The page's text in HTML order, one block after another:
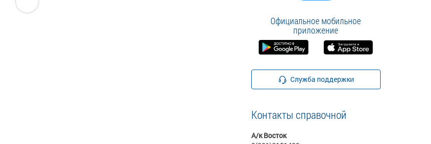
Официальное мобильное
приложение
Служба поддержки
Контакты справочной
А/к Восток